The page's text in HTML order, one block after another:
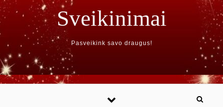
Sveikinimai
Pasveikink savo draugus!